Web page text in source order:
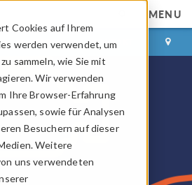
Cookies auf Ihrem
werden verwendet, um
sammeln, wie Sie mit
Wir verwenden
Ihre Browser-Erfahrung
sowie für Analysen
Besuchern auf dieser
Weitere
uns verwendeten
MENU
ANMELDEN KONTAKT